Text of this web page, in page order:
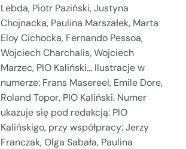
Lebda, Piotr Paziński, Justyna
Chojnacka, Paulina Marszałek, Marta
Eloy Cichocka, Fernando Pessoa,
Wojciech Charchalis, Wojciech
Marzec, PIO Kaliński... Ilustracje w
numerze: Frans Masereel, Emile Dore,
Roland Topor, PIO Kaliński. Numer
ukazuje się pod redakcją: PIO
Kalińskigo, przy współpracy: Jerzy
Franczak, Olga Sabała, Paulina